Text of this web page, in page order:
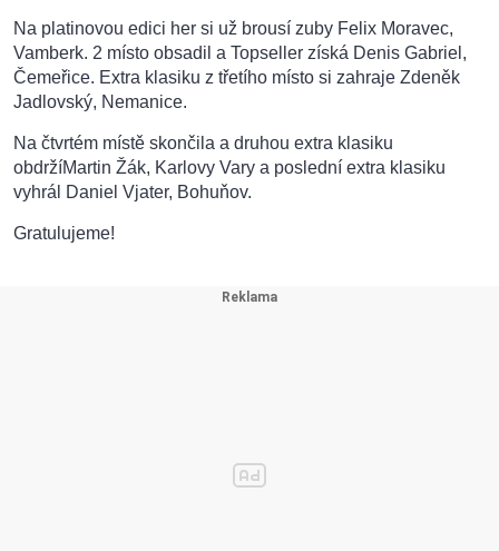
Na platinovou edici her si už brousí zuby Felix Moravec,
Vamberk. 2 místo obsadil a Topseller získá Denis Gabriel,
Čemeřice. Extra klasiku z třetího místo si zahraje Zdeněk
Jadlovský, Nemanice.
Na čtvrtém místě skončila a druhou extra klasiku
obdržíMartin Žák, Karlovy Vary a poslední extra klasiku
vyhrál Daniel Vjater, Bohuňov.
Gratulujeme!